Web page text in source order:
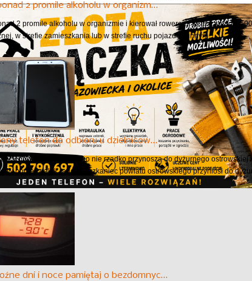
2 promile alkoholu w organizm…
2 promile alkoholu w organizmie i kierował rowerem, teraz zapłaci
w strefie zamieszkania lub w strefie ruchu pojazdem innym...
telefon do odbioru u dzielnicow…
powiatu ostrowskiego nie rzadko przynoszą do dyżurnego
W poniedziałek rano mieszkaniec powiatu ostrowskiego przyniósł do
dni i noce pamiętaj o bezdomnyc…